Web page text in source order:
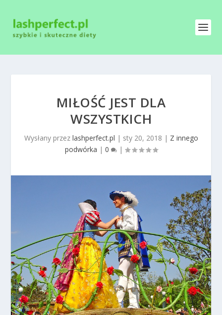
MIŁOŚĆ JEST DLA
WSZYSTKICH
Wysłany przez lashperfect.pl | sty 20, 2018 | Z innego
podwórka | 0 |